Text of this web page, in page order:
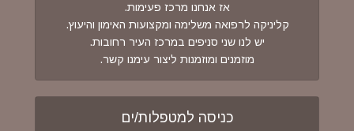
אז אנחנו מרכז פעימות.
קליניקה לרפואה משלימה ומקצועות האימון והיעוץ.
יש לנו שני סניפים במרכז העיר רחובות.
מוזמנים ומוזמנות ליצור עימנו קשר.
כניסה למטפלות/ים